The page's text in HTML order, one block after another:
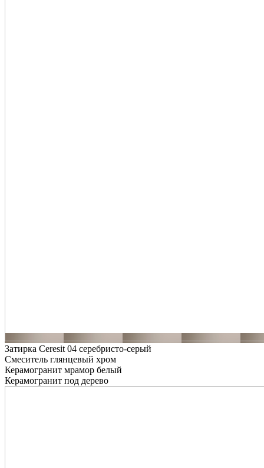
Затирка Ceresit 04 серебристо-серый
Смеситель глянцевый хром
Керамогранит мрамор белый
Керамогранит под дерево